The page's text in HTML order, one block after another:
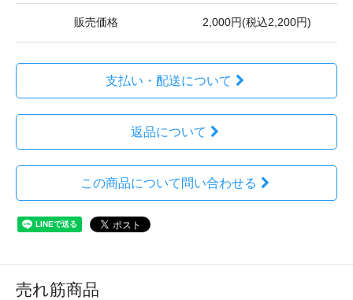
販売価格 2,000円(税込2,200円)
支払い・配送について
返品について
この商品について問い合わせる
売れ筋商品